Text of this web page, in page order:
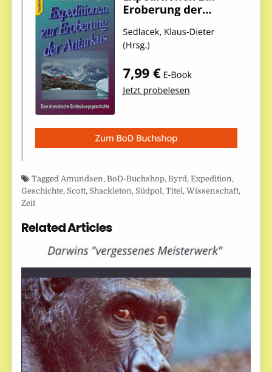
Tagged Amundsen, BoD-Buchshop, Byrd ,Expedition,
Geschichte, Scott, Shackleton, Südpol ,Titel ,Wissenschaft,
Zeit
Related Articles